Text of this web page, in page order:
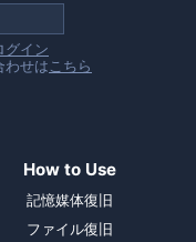
グイン
わせはこちら
How to Use
記憶媒体復旧
ファイル復旧